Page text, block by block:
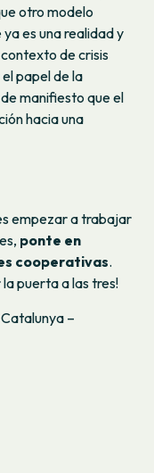
otro modelo
es una realidad y
de crisis
papel de la
manifiesto que el
hacia una
empezar a trabajar
ponte en
cooperativas.
puerta a las tres!
–